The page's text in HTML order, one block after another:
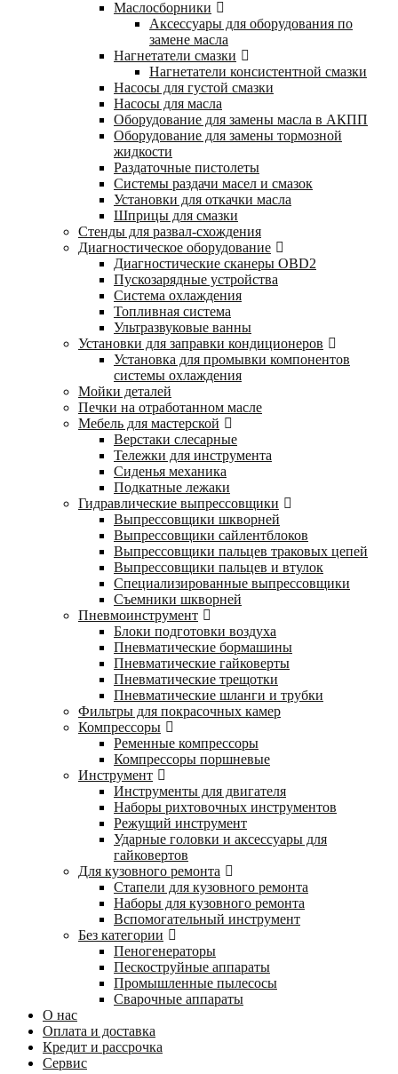
Маслосборники
Аксессуары для оборудования по
замене масла
Нагнетатели смазки
Нагнетатели консистентной смазки
Насосы для густой смазки
Насосы для масла
Оборудование для замены масла в АКПП
Оборудование для замены тормозной
жидкости
Раздаточные пистолеты
Системы раздачи масел и смазок
Установки для откачки масла
Шприцы для смазки
Стенды для развал-схождения
Диагностическое оборудование
Диагностические сканеры OBD2
Пускозарядные устройства
Система охлаждения
Топливная система
Ультразвуковые ванны
Установки для заправки кондиционеров
Установка для промывки компонентов
системы охлаждения
Мойки деталей
Печки на отработанном масле
Мебель для мастерской
Верстаки слесарные
Тележки для инструмента
Сиденья механика
Подкатные лежаки
Гидравлические выпрессовщики
Выпрессовщики шкворней
Выпрессовщики сайлентблоков
Выпрессовщики пальцев траковых цепей
Выпрессовщики пальцев и втулок
Специализированные выпрессовщики
Cъемники шкворней
Пневмоинструмент
Блоки подготовки воздуха
Пневматические бормашины
Пневматические гайковерты
Пневматические трещотки
Пневматические шланги и трубки
Фильтры для покрасочных камер
Компрессоры
Ременные компрессоры
Компрессоры поршневые
Инструмент
Инструменты для двигателя
Наборы рихтовочных инструментов
Режущий инструмент
Ударные головки и аксессуары для
гайковертов
Для кузовного ремонта
Стапели для кузовного ремонта
Наборы для кузовного ремонта
Вспомогательный инструмент
Без категории
Пеногенераторы
Пескоструйные аппараты
Промышленные пылесосы
Сварочные аппараты
О нас
Оплата и доставка
Кредит и рассрочка
Сервис